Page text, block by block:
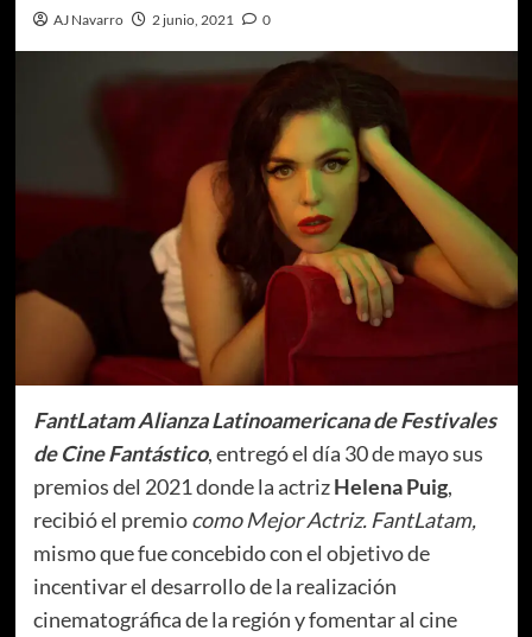
AJ Navarro 2 junio, 2021 0
FantLatam Alianza Latinoamericana de Festivales
de Cine Fantástico, entregó el día 30 de mayo sus
premios del 2021 donde la actrizHelena Puig,
recibió el premiocomo Mejor Actriz. FantLatam,
mismo que fue concebido con el objetivo de
incentivar el desarrollo de la realización
cinematográfica de la región y fomentar al cine